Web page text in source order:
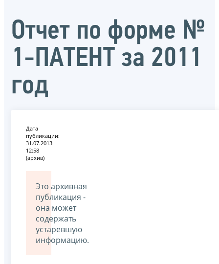
Oтчет по форме №
1-ПАТЕНТ за 2011
год
Дата
публикации:
31.07.2013
12:58
(архив)
Это архивная
публикация -
она может
содержать
устаревшую
информацию.